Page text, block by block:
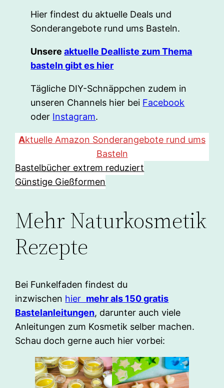
Hier findest du aktuelle Deals und
Sonderangebote rund ums Basteln.
Unsereaktuelle Dealliste zum Thema
basteln gibt es hier
Tägliche DIY-Schnäppchen zudem in
unseren Channels hier bei Facebook
oder Instagram.
Aktuelle Amazon Sonderangebote rund ums
Basteln
Bastelbücher extrem reduziert
Günstige Gießformen
Mehr Naturkosmetik
Rezepte
Bei Funkelfaden findest du
inzwischen hier mehr als 150 gratis
Bastelanleitungen, darunter auch viele
Anleitungen zum Kosmetik selber machen.
Schau doch gerne auch hier vorbei: